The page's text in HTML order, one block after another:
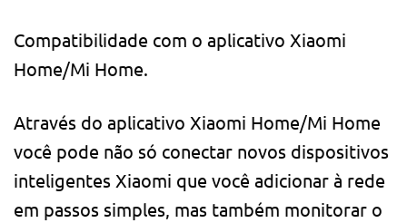
Compatibilidade com o aplicativo Xiaomi
Home/Mi Home.
Através do aplicativo Xiaomi Home/Mi Home
você pode não só conectar novos dispositivos
inteligentes Xiaomi que você adicionar à rede
em passos simples, mas também monitorar o